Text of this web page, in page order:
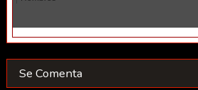
Se Comenta